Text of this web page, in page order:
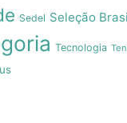
Sedel Seleção
Tecnologia